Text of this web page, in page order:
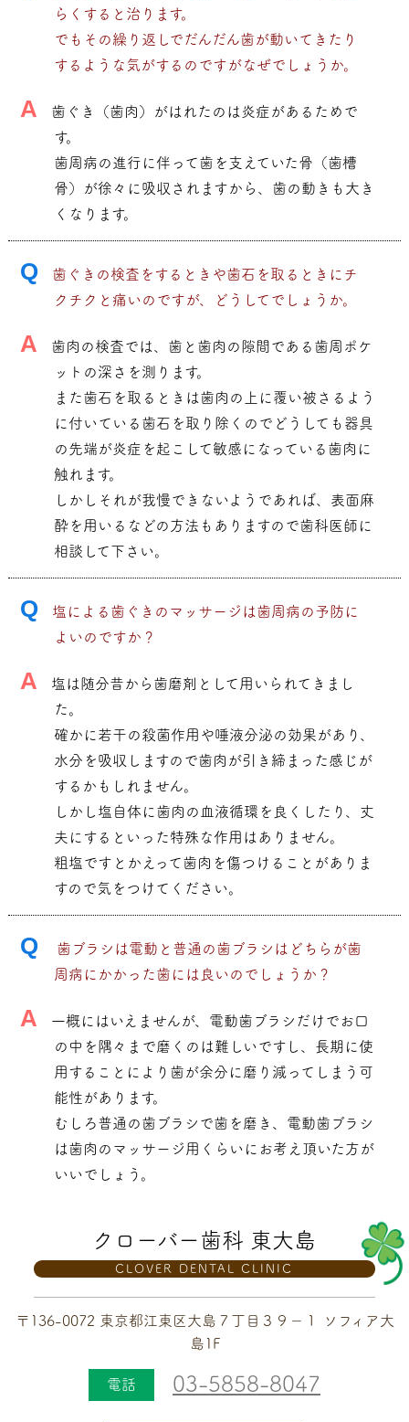
らくすると治ります。
でもその繰り返しでだんだん歯が動いてきたり
するような気がするのですがなぜでしょうか。
A
歯ぐき（歯肉）がはれたのは炎症があるためで
す。
歯周病の進行に伴って歯を支えていた骨（歯槽
骨）が徐々に吸収されますから、歯の動きも大き
くなります。
Q
歯ぐきの検査をするときや歯石を取るときにチ
クチクと痛いのですが、どうしてでしょうか。
A
歯肉の検査では、歯と歯肉の隙間である歯周ポケ
ットの深さを測ります。
また歯石を取るときは歯肉の上に覆い被さるよう
に付いている歯石を取り除くのでどうしても器具
の先端が炎症を起こして敏感になっている歯肉に
触れます。
しかしそれが我慢できないようであれば、表面麻
酔を用いるなどの方法もありますので歯科医師に
相談して下さい。
Q
塩による歯ぐきのマッサージは歯周病の予防に
よいのですか？
A
塩は随分昔から歯磨剤として用いられてきまし
た。
確かに若干の殺菌作用や唾液分泌の効果があり、
水分を吸収しますので歯肉が引き締まった感じが
するかもしれません。
しかし塩自体に歯肉の血液循環を良くしたり、丈
夫にするといった特殊な作用はありません。
粗塩ですとかえって歯肉を傷つけることがありま
すので気をつけてください。
Q
歯ブラシは電動と普通の歯ブラシはどちらが歯
周病にかかった歯には良いのでしょうか？
A
一概にはいえませんが、電動歯ブラシだけでお口
の中を隅々まで磨くのは難しいですし、長期に使
用することにより歯が余分に磨り減ってしまう可
能性があります。
むしろ普通の歯ブラシで歯を磨き、電動歯ブラシ
は歯肉のマッサージ用くらいにお考え頂いた方が
いいでしょう。
クローバー歯科 東大島
CLOVER DENTAL CLINIC
〒136-0072 東京都江東区大島７丁目３９−１ ソフィア大
島1F
電話 03-5858-8047